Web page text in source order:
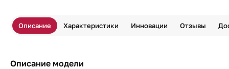
Описание Характеристики Инновации Отзывы
Описание модели